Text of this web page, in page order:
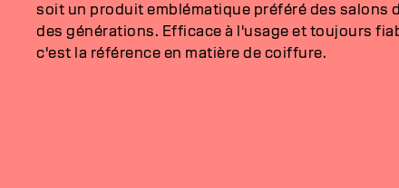
soit un produit emblématique préféré des salons
des générations. Efficace à l'usage et toujours
c'est la référence en matière de coiffure.